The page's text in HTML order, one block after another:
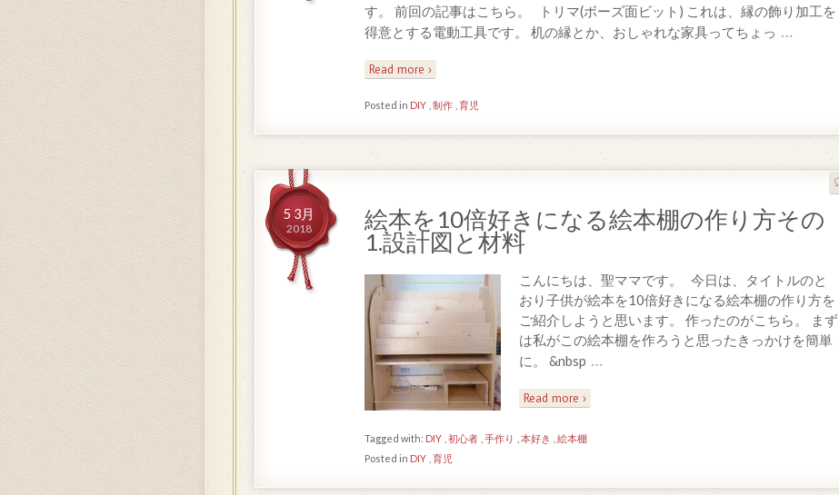
す。 前回の記事はこちら。 トリマ(ボーズ面ビット) これは、縁の飾り加工を
得意とする電動工具です。 机の縁とか、おしゃれな家具ってちょっ …
Read more ›
Posted in DIY 制作 育児
絵本を10倍好きになる絵本棚の作り方その
1.設計図と材料
5 3月
2018
こんにちは、聖ママです。 今日は、タイトルのと
おり子供が絵本を10倍好きになる絵本棚の作り方を
ご紹介しようと思います。 作ったのがこちら。 まず
は私がこの絵本棚を作ろうと思ったきっかけを簡単
に。 &nbsp …
Read more ›
Tagged with: DIY 初心者 手作り 本好き
絵本棚
Posted in DIY 育児